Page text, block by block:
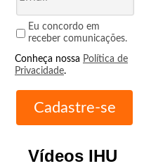
Eu concordo em
receber comunicações.
Conheça nossa Política de
Privacidade.
Vídeos IHU